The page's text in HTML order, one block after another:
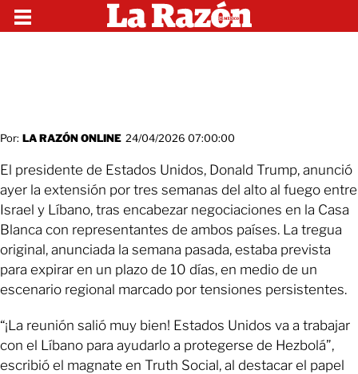
Por: LA RAZÓN ONLINE 24/04/2026 07:00:00
El presidente de Estados Unidos, Donald Trump, anunció
ayer la extensión por tres semanas del alto al fuego entre
Israel y Líbano, tras encabezar negociaciones en la Casa
Blanca con representantes de ambos países. La tregua
original, anunciada la semana pasada, estaba prevista
para expirar en un plazo de 10 días, en medio de un
escenario regional marcado por tensiones persistentes.
“¡La reunión salió muy bien! Estados Unidos va a trabajar
con el Líbano para ayudarlo a protegerse de Hezbolá”,
escribió el magnate en Truth Social, al destacar el papel